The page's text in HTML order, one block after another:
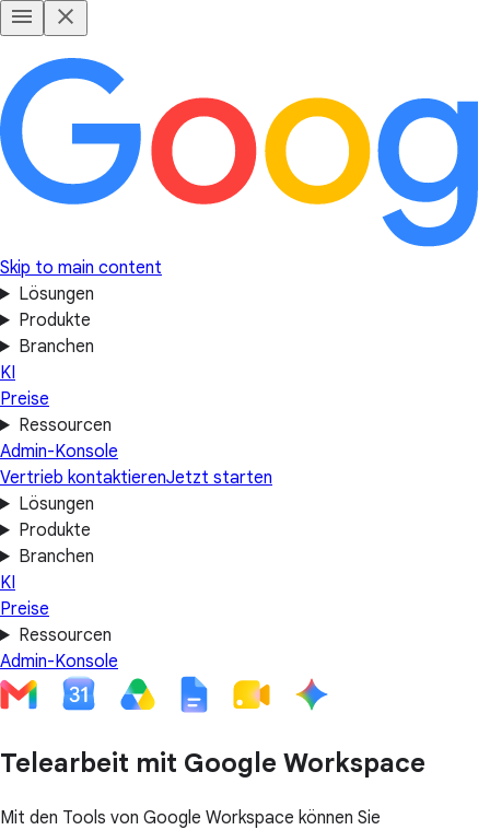
Skip to main content
Lösungen
Produkte
Branchen
KI
Preise
Ressourcen
Admin-Konsole
Vertrieb kontaktierenJetzt starten
Lösungen
Produkte
Branchen
KI
Preise
Ressourcen
Admin-Konsole
Telearbeit mit Google Workspace
Mit den Tools von Google Workspace können Sie